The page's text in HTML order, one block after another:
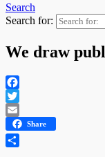
Search
Search for:
We draw
Facebook
Twitter
EmailShare